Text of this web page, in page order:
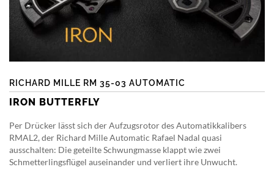
RICHARD MILLE RM 35-03 AUTOMATIC
IRON BUTTERFLY
Per Drücker lässt sich der Aufzugsrotor des Automatikkalibers
RMAL2, der Richard Mille Automatic Rafael Nadal quasi
ausschalten: Die geteilte Schwungmasse klappt wie zwei
Schmetterlingsflügel auseinander und verliert ihre Unwucht.